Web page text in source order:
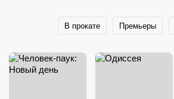
В прокате Премьеры